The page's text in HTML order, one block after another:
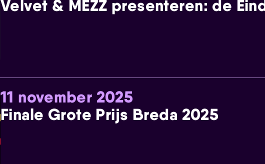
Velvet & MEZZ presenteren: de
11 november 2025
Finale Grote Prijs Breda 2025